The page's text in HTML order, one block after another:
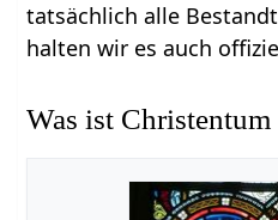
tatsächlich alle
halten wir es auch
Was ist Christentum